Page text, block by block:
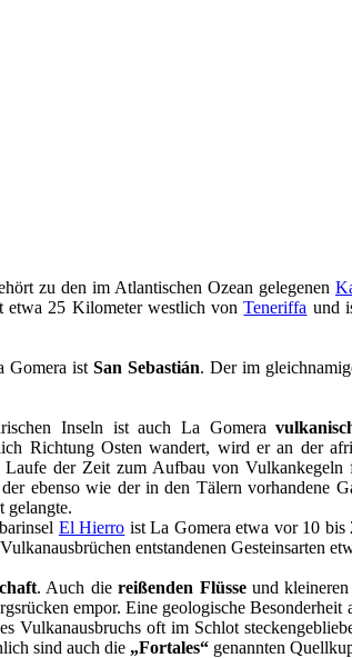
zu den im Atlantischen Ozean gelegenen
etwa 25 Kilometer westlich vonTeneriffa und
Gomera istSan Sebastián. Der im
Inseln ist auch La Gomera
Richtung Osten wandert, wird er an der
der Zeit zum Aufbau von
ebenso wie der in den Tälern vorhandene
gelangte.
El Hierro ist La Gomera etwa vor 10 bis
entstandenen Gesteinsarten
. Auch diereißenden Flüsseund
empor. Eine geologische Besonderheit
Vulkanausbruchs oft im Schlot
sind auch die „Fortales“ genannten